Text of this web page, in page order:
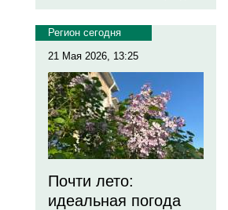
Регион сегодня
21 Мая 2026, 13:25
Почти лето:
идеальная погода